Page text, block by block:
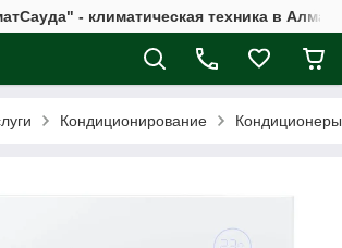
- климатическая техника в
Кондиционирование